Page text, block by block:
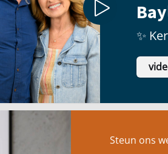
✨
Steun ons